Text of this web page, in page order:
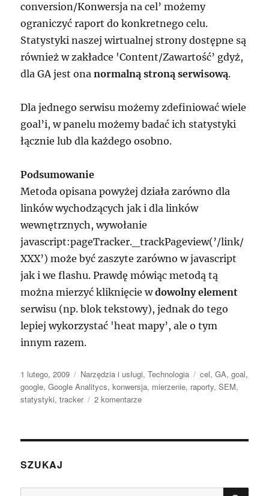
conversion/Konwersja na cel’ możemy
ograniczyć raport do konkretnego celu.
Statystyki naszej wirtualnej strony dostępne są
również w zakładce 'Content/Zawartość’ gdyż,
dla GA jest onanormalną stroną serwisową.
Dla jednego serwisu możemy zdefiniować wiele
goal’i, w panelu możemy badać ich statystyki
łącznie lub dla każdego osobno.
Podsumowanie
Metoda opisana powyżej działa zarówno dla
linków wychodzących jak i dla linków
wewnętrznych, wywołanie
javascript:pageTracker._trackPageview(’/link/
XXX’) może być zaszyte zarówno w javascript
jak i we flashu. Prawdę mówiąc metodą tą
można mierzyć kliknięcie wdowolny element
serwisu (np. blok tekstowy), jednak do tego
lepiej wykorzystać 'heat mapy’, ale o tym
innym razem.
Data
publikacji
1 lutego, 2009 Kategorie
Narzędzia i usługi,Technologia Tagi
cel,GA,goal,
google,Google Analitycs,konwersja, mierzenie, raporty,SEM,
statystyki,tracker 2 komentarzedo
Google
w
SZUKAJ